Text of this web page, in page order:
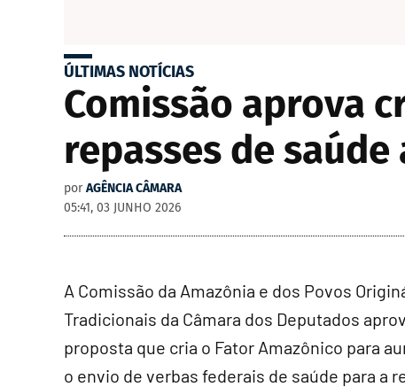
ÚLTIMAS NOTÍCIAS
Comissão aprova
repasses de
por AGÊNCIA CÂMARA
05:41, 03 JUNHO 2026
A Comissão da Amazônia e dos Povos
Tradicionais da Câmara dos Deputados
proposta que cria o Fator Amazônico para
o envio de verbas federais de saúde para a